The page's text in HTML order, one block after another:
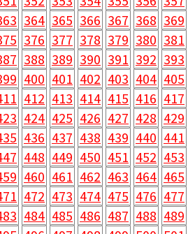
364 365 366 367 368 369
376 377 378 379 380 381
388 389 390 391 392 393
400 401 402 403 404 405
412 413 414 415 416 417
424 425 426 427 428 429
436 437 438 439 440 441
448 449 450 451 452 453
460 461 462 463 464 465
472 473 474 475 476 477
484 485 486 487 488 489